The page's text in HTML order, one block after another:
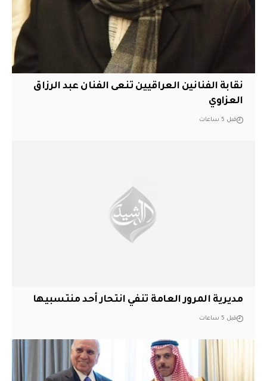
نقابة الفنانين العراقيين تنعى الفنان عبد الرزاق
العزاوي
قبل 5 ساعات
مديرية المرور العامة تنفي انتحار أحد منتسبيها
قبل 5 ساعات